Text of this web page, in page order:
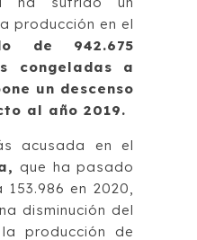
producción en el
de 942.675
congeladas a
un descenso
al año 2019.
acusada en el
que ha pasado
en 2020,
disminución del
producción de